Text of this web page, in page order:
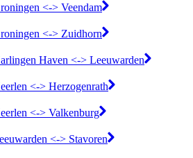
<-> Veendam
<-> Zuidhorn
Haven <-> Leeuwarden
<-> Herzogenrath
<-> Valkenburg
<-> Stavoren